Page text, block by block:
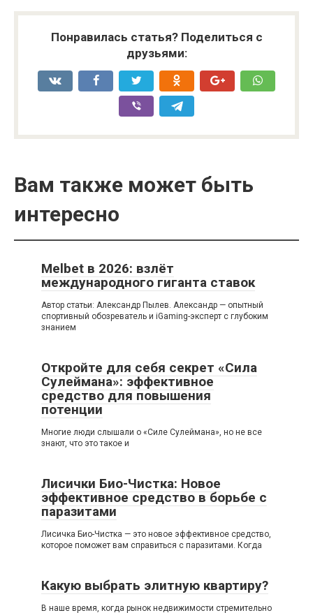
Понравилась статья? Поделиться с
друзьями:
Вам также может быть
интересно
Melbet в 2026: взлёт
международного гиганта ставок
Автор статьи: Александр Пылев. Александр — опытный
спортивный обозреватель и iGaming-эксперт с глубоким
знанием
Откройте для себя секрет «Сила
Сулеймана»: эффективное
средство для повышения
потенции
Многие люди слышали о «Силе Сулеймана», но не все
знают, что это такое и
Лисички Био-Чистка: Новое
эффективное средство в борьбе с
паразитами
Лисичка Био-Чистка — это новое эффективное средство,
которое поможет вам справиться с паразитами. Когда
Какую выбрать элитную квартиру?
В наше время, когда рынок недвижимости стремительно